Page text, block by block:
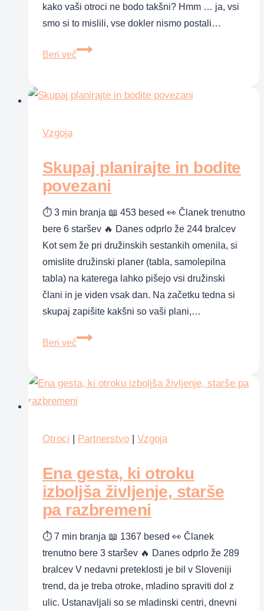
kako vaši otroci ne bodo takšni? Hmm … ja, vsi
smo si to mislili, vse dokler nismo postali…
Beri več
Kako
otroka?
Vzgoja
Skupaj planirajte in bodite
povezani
⏱ 3 min branja 📖 453 besed 👀 Članek trenutno
bere 6 staršev 🔥 Danes odprlo že 244 bralcev
Kot sem že pri družinskih sestankih omenila, si
omislite družinski planer (tabla, samolepilna
tabla) na katerega lahko pišejo vsi družinski
člani in je viden vsak dan. Na začetku tedna si
skupaj zapišite kakšni so vaši plani,…
Beri več
Skupaj
bodite
povezani
Otroci Partnerstvo Vzgoja
Ena gesta, ki otroku
izboljša življenje, starše
pa razbremeni
⏱ 7 min branja 📖 1367 besed 👀 Članek
trenutno bere 3 staršev 🔥 Danes odprlo že 289
bralcev V nedavni preteklosti je bil v Sloveniji
trend, da je treba otroke, mladino spraviti dol z
ulic. Ustanavljali so se mladinski centri, dnevni